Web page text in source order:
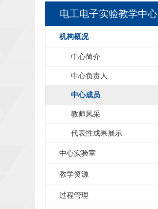
电工电子实验教学中心
机构概况
中心简介
中心负责人
中心成员
教师风采
代表性成果展示
中心实验室
教学资源
过程管理